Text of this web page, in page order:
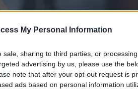
My Personal Information
sale, sharing to third parties, or
advertising by us, please use the
note that after your opt-out request is
ads based on personal information